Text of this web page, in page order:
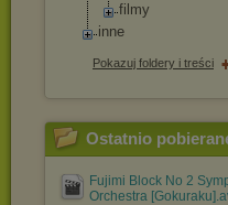
filmy
inne
Pokazuj foldery i treści
Ostatnio
Fujimi Block No 2
Orchestra